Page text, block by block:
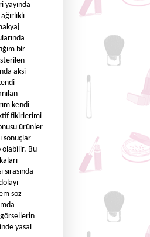
yayında
bir
aksi
kendi
fikirlerimi
ürünler
sonuçlar
olabilir. Bu
sırasında
söz
görsellerin
yasal